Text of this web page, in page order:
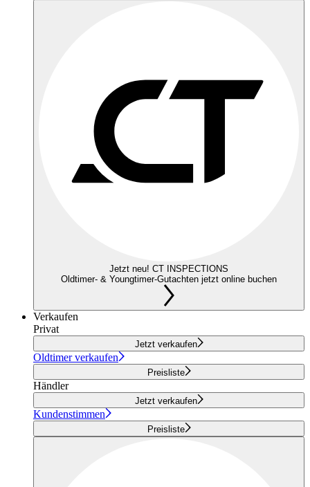
Jetzt neu! CT INSPECTIONS
Oldtimer- & Youngtimer-Gutachten jetzt online buchen
Verkaufen
Privat
Jetzt verkaufen
Oldtimer verkaufen
Preisliste
Händler
Jetzt verkaufen
Kundenstimmen
Preisliste